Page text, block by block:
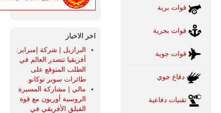
قوات برية
قوات بحرية
قوات جوية
دفاع جوي
تقنيات دفاعية
اخر الاخبار
البرازيل | شركة إمبراير:
أفريقيا تتصدر العالم في
الطلب المتوقع على
طائرات سوبر توكانو.
مالي | مشاركة المسيرة
الروسية أوريون مع قوة
الفيلق الأفريقي في